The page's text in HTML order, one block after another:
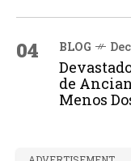
04 BLOG
de
Menos